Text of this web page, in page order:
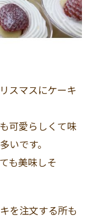
スマスにケーキ
可愛らしくて味
いです。
も美味しそ
を注文する所も